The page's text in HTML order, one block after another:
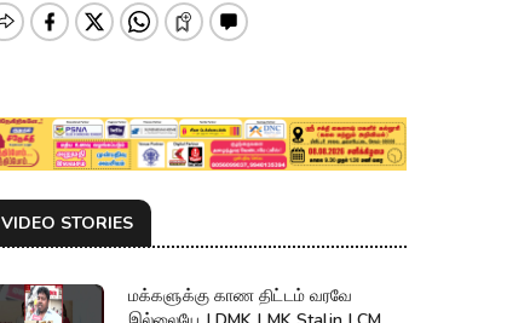
VIDEO STORIES
மக்களுக்கு காண திட்டம் வரவே